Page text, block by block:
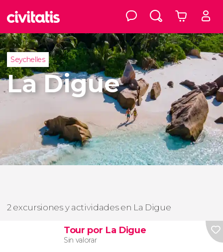
Seychelles
La Digue
2 excursiones y actividades en La Digue
Tour por La Digue
Sin valorar